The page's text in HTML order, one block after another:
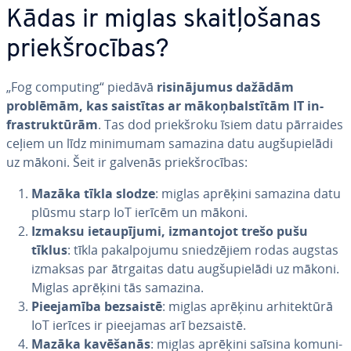
Kādas ir miglas skait­ļo­ša­nas
priekš­ro­cī­bas?
„Fog computing“ piedāvā ri­si­nā­ju­mus dažādām
problēmām, kas saistītas ar mā­koņbal­stī­tām IT in­
fras­truk­tū­rām. Tas dod priekš­ro­ku īsiem datu pārraides
ceļiem un līdz minimumam samazina datu aug­šu­pie­lā­di
uz mākoni. Šeit ir galvenās priekš­ro­cī­bas:
Mazāka tīkla slodze: miglas aprēķini samazina datu
plūsmu starp IoT ierīcēm un mākoni.
Izmaksu ie­tau­pī­ju­mi, iz­man­to­jot trešo pušu
tīklus: tīkla pa­kal­po­ju­mu snie­dzē­jiem rodas augstas
izmaksas par ātrgaitas datu aug­šu­pie­lā­di uz mākoni.
Miglas aprēķini tās samazina.
Pie­eja­mī­ba bezsaistē: miglas aprēķinu ar­hi­tek­tū­rā
IoT ierīces ir pieejamas arī bezsaistē.
Mazāka kavēšanās: miglas aprēķini saīsina ko­mu­ni­